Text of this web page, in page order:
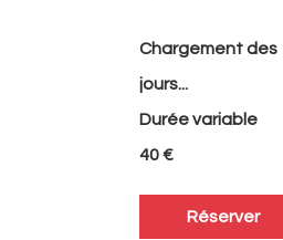
Chargement des
jours...
Durée variable
euros
40 €
Réserver